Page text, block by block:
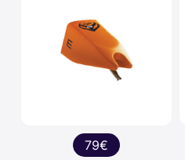
79€